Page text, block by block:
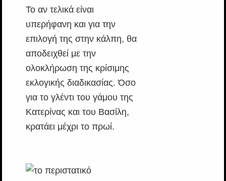
Το αν τελικά είναι
υπερήφανη και για την
επιλογή της στην κάλπη, θα
αποδειχθεί με την
ολοκλήρωση της κρίσιμης
εκλογικής διαδικασίας. Όσο
για το γλέντι του γάμου της
Κατερίνας και του Βασίλη,
κρατάει μέχρι το πρωί.